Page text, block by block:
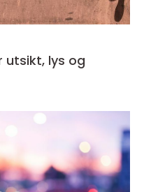
utsikt, lys og